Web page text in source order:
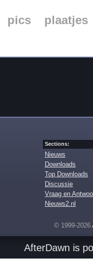
pics
plaatjes
Sections:
Nieuws
Downloads
Top Downloads
Discussie
Vraag en
Nieuws2.nl
© 1999-2026
AfterDawn is